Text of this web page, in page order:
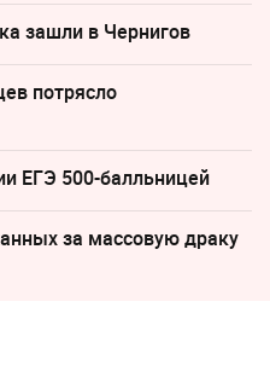
зашли в Чернигов
потрясло
ЕГЭ 500-балльницей
за массовую драку